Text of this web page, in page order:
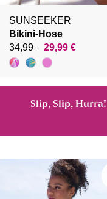
SUNSEEKER
Bikini-Hose
34,99
29,99 €
Slip, Slip,